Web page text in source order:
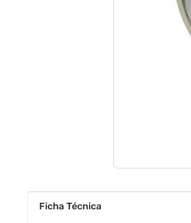
Ficha Técnica